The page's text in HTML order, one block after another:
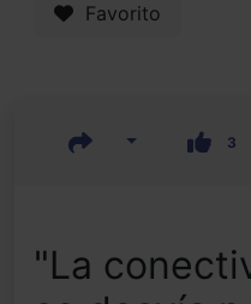
Favorito
3
"La